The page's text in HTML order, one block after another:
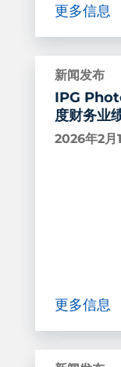
更多信息
新闻发布
IPG
度财务业
2026年2月
更多信息